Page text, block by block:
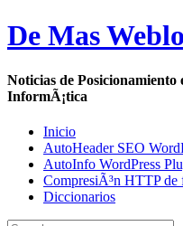
De Mas
Noticias de
InformÃ¡tica
Inicio
AutoHeader SEO
AutoInfo WordPress
CompresiÃ³n HTTP de
Diccionarios